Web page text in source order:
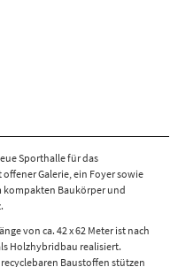
Sporthalle für das
Galerie, ein Foyer sowie
kompakten Baukörper und
von ca. 42 x 62 Meter ist nach
Holzhybridbau realisiert.
Baustoffen stützen